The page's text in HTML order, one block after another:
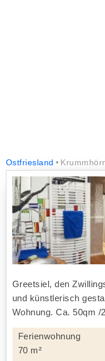
Ostfriesland
Greetsiel, den
und künstlerisch
Wohnung. Ca. 50qm /
Ferienwohnung
70 m²